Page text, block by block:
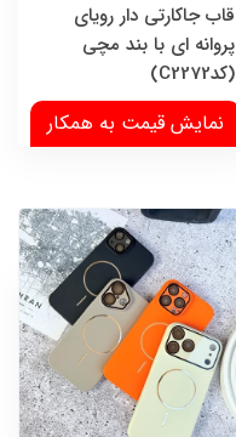
قاب جاکارتی دار رویای
پروانه ای با بند مچی
(کدC2272)
نمایش قیمت به همکار